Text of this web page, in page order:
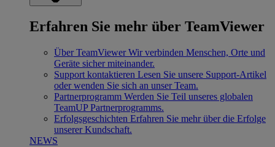
Erfahren Sie mehr über TeamViewer
Über TeamViewer Wir verbinden Menschen, Orte und
Geräte sicher miteinander.
Support kontaktieren Lesen Sie unsere Support-Artikel
oder wenden Sie sich an unser Team.
Partnerprogramm Werden Sie Teil unseres globalen
TeamUP Partnerprogramms.
Erfolgsgeschichten Erfahren Sie mehr über die Erfolge
unserer Kundschaft.
NEWS